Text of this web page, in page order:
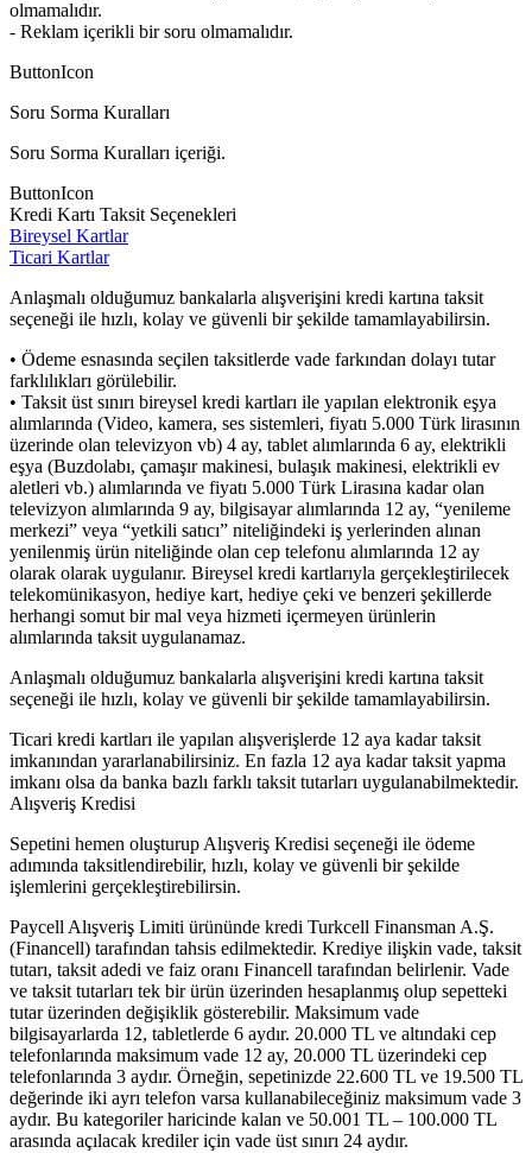
olmamalıdır.
- Reklam içerikli bir soru olmamalıdır.
ButtonIcon
Soru Sorma Kuralları
Soru Sorma Kuralları içeriği.
ButtonIcon
Kredi Kartı Taksit Seçenekleri
Bireysel Kartlar
Ticari Kartlar
Anlaşmalı olduğumuz bankalarla alışverişini kredi kartına taksit
seçeneği ile hızlı, kolay ve güvenli bir şekilde tamamlayabilirsin.
• Ödeme esnasında seçilen taksitlerde vade farkından dolayı tutar
farklılıkları görülebilir.
• Taksit üst sınırı bireysel kredi kartları ile yapılan elektronik eşya
alımlarında (Video, kamera, ses sistemleri, fiyatı 5.000 Türk lirasının
üzerinde olan televizyon vb) 4 ay, tablet alımlarında 6 ay, elektrikli
eşya (Buzdolabı, çamaşır makinesi, bulaşık makinesi, elektrikli ev
aletleri vb.) alımlarında ve fiyatı 5.000 Türk Lirasına kadar olan
televizyon alımlarında 9 ay, bilgisayar alımlarında 12 ay, “yenileme
merkezi” veya “yetkili satıcı” niteliğindeki iş yerlerinden alınan
yenilenmiş ürün niteliğinde olan cep telefonu alımlarında 12 ay
olarak olarak uygulanır. Bireysel kredi kartlarıyla gerçekleştirilecek
telekomünikasyon, hediye kart, hediye çeki ve benzeri şekillerde
herhangi somut bir mal veya hizmeti içermeyen ürünlerin
alımlarında taksit uygulanamaz.
Anlaşmalı olduğumuz bankalarla alışverişini kredi kartına taksit
seçeneği ile hızlı, kolay ve güvenli bir şekilde tamamlayabilirsin.
Ticari kredi kartları ile yapılan alışverişlerde 12 aya kadar taksit
imkanından yararlanabilirsiniz. En fazla 12 aya kadar taksit yapma
imkanı olsa da banka bazlı farklı taksit tutarları uygulanabilmektedir.
Alışveriş Kredisi
Sepetini hemen oluşturup Alışveriş Kredisi seçeneği ile ödeme
adımında taksitlendirebilir, hızlı, kolay ve güvenli bir şekilde
işlemlerini gerçekleştirebilirsin.
Paycell Alışveriş Limiti ürününde kredi Turkcell Finansman A.Ş.
(Financell) tarafından tahsis edilmektedir. Krediye ilişkin vade, taksit
tutarı, taksit adedi ve faiz oranı Financell tarafından belirlenir. Vade
ve taksit tutarları tek bir ürün üzerinden hesaplanmış olup sepetteki
tutar üzerinden değişiklik gösterebilir. Maksimum vade
bilgisayarlarda 12, tabletlerde 6 aydır. 20.000 TL ve altındaki cep
telefonlarında maksimum vade 12 ay, 20.000 TL üzerindeki cep
telefonlarında 3 aydır. Örneğin, sepetinizde 22.600 TL ve 19.500 TL
değerinde iki ayrı telefon varsa kullanabileceğiniz maksimum vade 3
aydır. Bu kategoriler haricinde kalan ve 50.001 TL – 100.000 TL
arasında açılacak krediler için vade üst sınırı 24 aydır.